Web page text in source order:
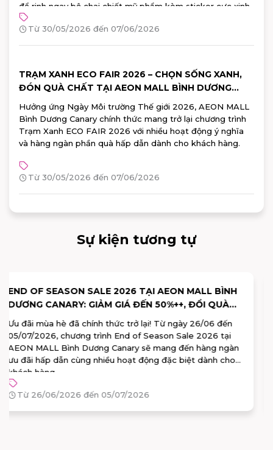
để rinh ngay bộ chai chiết mỹ phẩm kèm sticker cực xinh
từ Watsons!
Từ 30/05/2026 đến 07/06/2026
TRẠM XANH ECO FAIR 2026 – CHỌN SỐNG XANH,
ĐÓN QUÀ CHẤT TẠI AEON MALL BÌNH DƯƠNG
CANARY
Hưởng ứng Ngày Môi trường Thế giới 2026, AEON MALL
Bình Dương Canary chính thức mang trở lại chương trình
Trạm Xanh ECO FAIR 2026 với nhiều hoạt động ý nghĩa
và hàng ngàn phần quà hấp dẫn dành cho khách hàng.
Từ 30/05/2026 đến 07/06/2026
Sự kiện tương tự
WATSONS X AMBD: GIẢI QUIZ XANH - LAN TOẢ
ĐIỀU LÀNH
AEON MALL Bình Dương Canary bắt tay cùng Watsons
lan tỏa năng lượng tích cực, chung tay bảo vệ môi trường.
Tham gia ngay "GIẢI QUIZ XANH" trên app AEONMALL
Vietnam từ 30/05 – 07/06. Vượt qua 10 câu hỏi dễ dàng để
rinh ngay bộ chai chiết mỹ phẩm kèm sticker cực xinh từ
Từ 30/05/2026 đến 07/06/2026